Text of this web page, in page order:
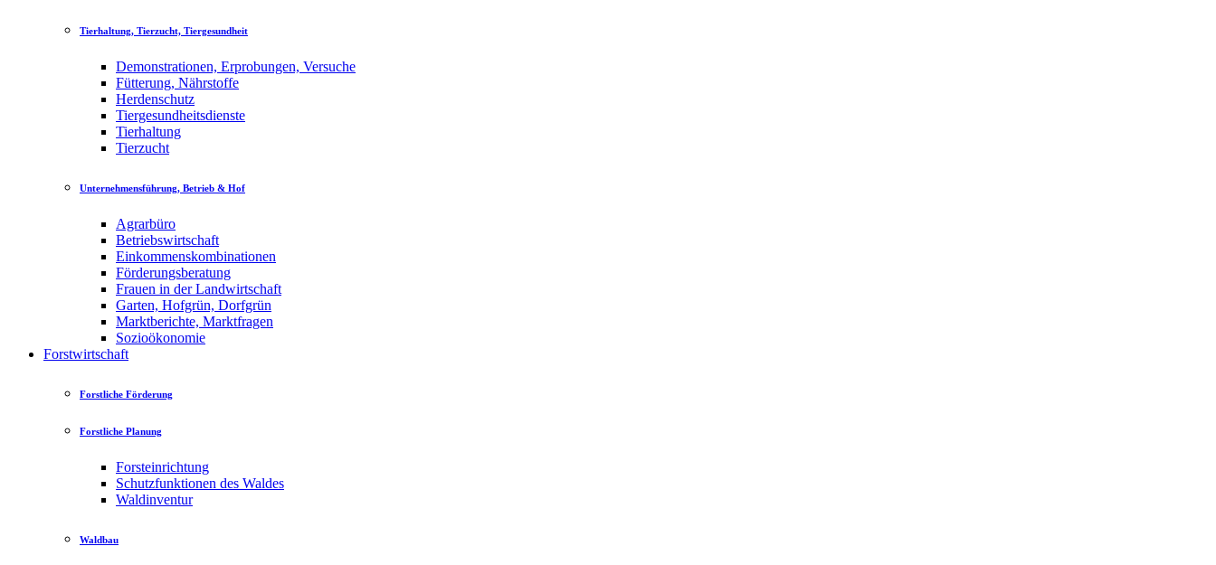
Tierhaltung, Tierzucht, Tiergesundheit
Demonstrationen, Erprobungen, Versuche
Fütterung, Nährstoffe
Herdenschutz
Tiergesundheitsdienste
Tierhaltung
Tierzucht
Unternehmensführung, Betrieb & Hof
Agrarbüro
Betriebswirtschaft
Einkommenskombinationen
Förderungsberatung
Frauen in der Landwirtschaft
Garten, Hofgrün, Dorfgrün
Marktberichte, Marktfragen
Sozioökonomie
Forstwirtschaft
Forstliche Förderung
Forstliche Planung
Forsteinrichtung
Schutzfunktionen des Waldes
Waldinventur
Waldbau